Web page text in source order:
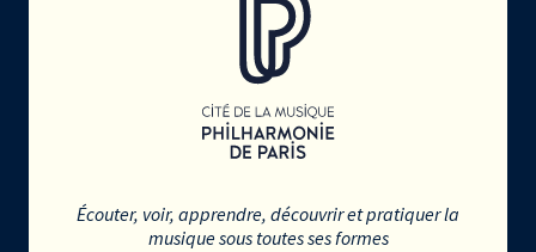
Écouter, voir, apprendre, découvrir et pratiquer la
musique sous toutes ses formes